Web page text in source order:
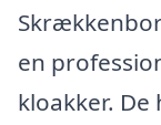
en
kloakker.